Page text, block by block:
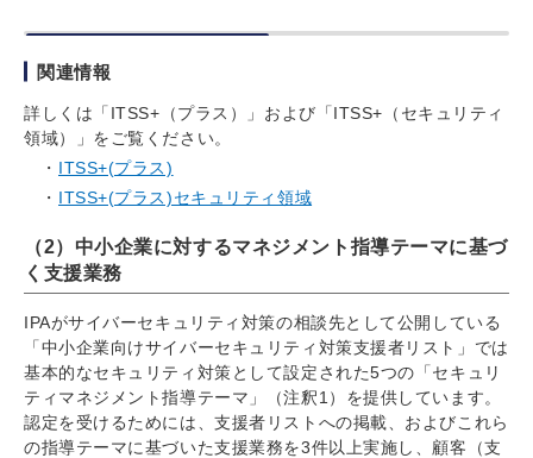
関連情報
詳しくは「ITSS+（プラス）」および「ITSS+（セキュリティ
領域）」をご覧ください。
ITSS+(プラス)
ITSS+(プラス)セキュリティ領域
（2）中小企業に対するマネジメント指導テーマに基づ
く支援業務
IPAがサイバーセキュリティ対策の相談先として公開している
「中小企業向けサイバーセキュリティ対策支援者リスト」では
基本的なセキュリティ対策として設定された5つの「セキュリ
ティマネジメント指導テーマ」（注釈1）を提供しています。
認定を受けるためには、支援者リストへの掲載、およびこれら
の指導テーマに基づいた支援業務を3件以上実施し、顧客（支